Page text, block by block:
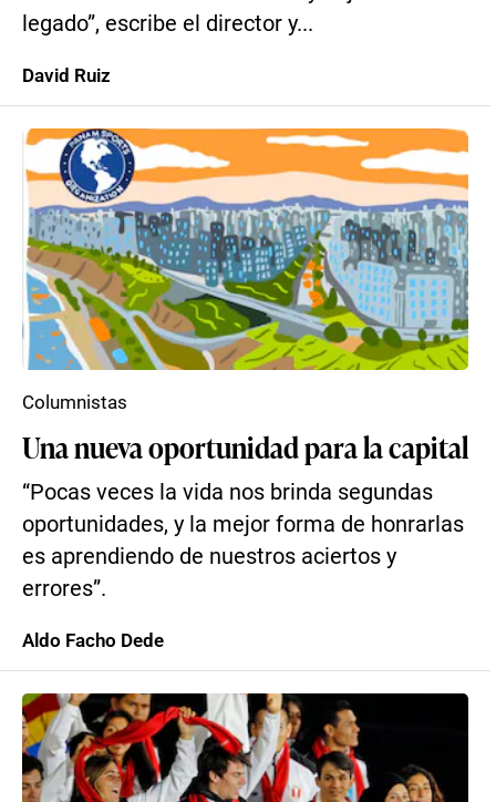
legado”, escribe el director y...
David Ruiz
Una nueva oportunidad para la capital
“Pocas veces la vida nos brinda segundas
oportunidades, y la mejor forma de honrarlas
es aprendiendo de nuestros aciertos y
errores”.
Columnistas
Aldo Facho Dede